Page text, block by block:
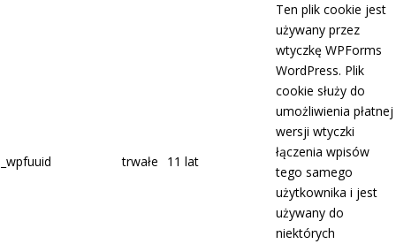
_wpfuuid trwałe 11 lat
Ten plik cookie jest
używany przez
wtyczkę WPForms
WordPress. Plik
cookie służy do
umożliwienia płatnej
wersji wtyczki
łączenia wpisów
tego samego
użytkownika i jest
używany do
niektórych